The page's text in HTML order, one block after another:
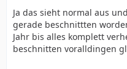
Ja das sieht normal aus
gerade beschnittten
Jahr bis alles komplett
beschnitten voralldingen